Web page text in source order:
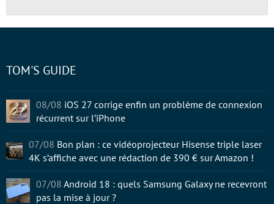
TOM'S GUIDE
08/08 iOS 27 corrige enfin un problème de connexion
récurrent sur l’iPhone
07/08 Bon plan : ce vidéoprojecteur Hisense triple laser
4K s’affiche avec une rédaction de 390 € sur Amazon !
07/08 Android 18 : quels Samsung Galaxy ne recevront
pas la mise à jour ?